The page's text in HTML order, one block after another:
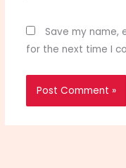
Save my name,
for the next time I